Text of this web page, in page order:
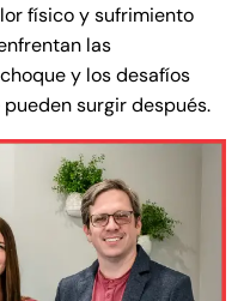
físico y sufrimiento
las
y los desafíos
surgir después.